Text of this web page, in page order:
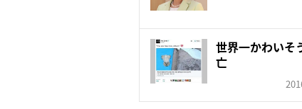
世界一かわいそ
亡